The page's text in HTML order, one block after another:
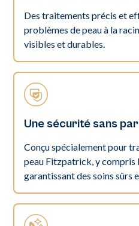
Des traitements précis et
problèmes de peau à la
visibles et durables.
Une sécurité sans
Conçu spécialement pour
peau Fitzpatrick, y compris
garantissant des soins sûrs